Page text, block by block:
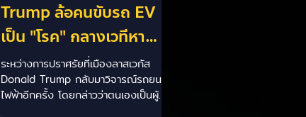
Trump ล้อคนขับรถ EV
เป็น "โรค" กลางเวทีหา
เสียง! 🚘⚡
ระหว่างการปราศรัยที่เมืองลาสเวกัส
Donald Trump กลับมาวิจารณ์รถยนต์
ไฟฟ้าอีกครั้ง โดยกล่าวว่าตนเองเป็นผู้